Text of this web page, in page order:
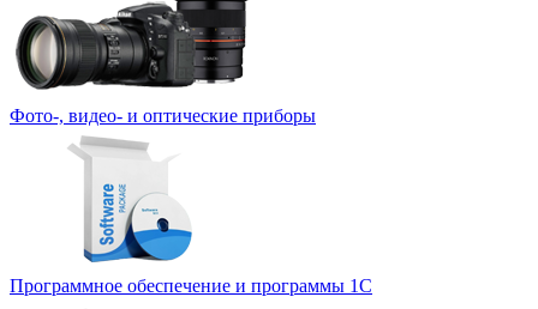
Фото-, видео- и оптические приборы
Программное обеспечение и программы 1С